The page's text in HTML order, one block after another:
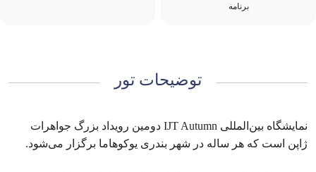
برنامه
توضیحات تور
نمایشگاه بین‌المللی IJT Autumn دومین رویداد بزرگ جواهرات
ژاپن است که هر ساله در شهر بندری یوکوهاما برگزار می‌شود.